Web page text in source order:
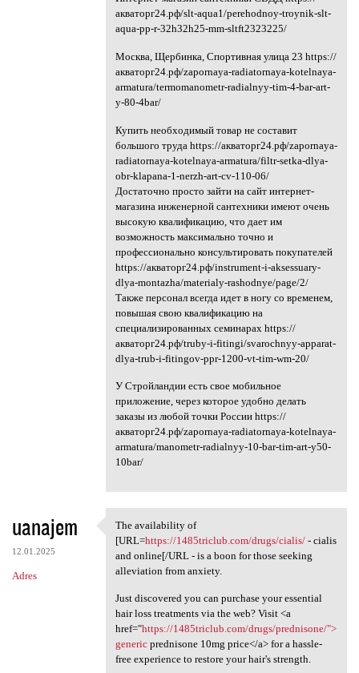
акваторг24.рф/slt-aqua1/perehodnoy-troynik-slt-
aqua-pp-r-32h32h25-mm-sltft2323225/
Москва, Щербинка, Спортивная улица 23 https://
акваторг24.рф/zapornaya-radiatornaya-kotelnaya-
armatura/termomanometr-radialnyy-tim-4-bar-art-
y-80-4bar/
Купить необходимый товар не составит
большого труда https://акваторг24.рф/zapornaya-
radiatornaya-kotelnaya-armatura/filtr-setka-dlya-
obr-klapana-1-nerzh-art-cv-110-06/
Достаточно просто зайти на сайт интернет-
магазина инженерной сантехники имеют очень
высокую квалификацию, что дает им
возможность максимально точно и
профессионально консультировать покупателей
https://акваторг24.рф/instrument-i-aksessuary-
dlya-montazha/materialy-rashodnye/page/2/
Также персонал всегда идет в ногу со временем,
повышая свою квалификацию на
специализированных семинарах https://
акваторг24.рф/truby-i-fitingi/svarochnyy-apparat-
dlya-trub-i-fitingov-ppr-1200-vt-tim-wm-20/
У Стройландии есть свое мобильное
приложение, через которое удобно делать
заказы из любой точки России https://
акваторг24.рф/zapornaya-radiatornaya-kotelnaya-
armatura/manometr-radialnyy-10-bar-tim-art-y50-
10bar/
uanajem
12.01.2025
Adres
The availability of [URL
The availability of
[URL=https://1485triclub.com/drugs/cialis/- cialis
and online[/URL - is a boon for those seeking
alleviation from anxiety.
Just discovered you can purchase your essential
hair loss treatments via the web? Visit <a
href="https://1485triclub.com/drugs/prednisone/">
genericprednisone 10mg price</a> for a hassle-
free experience to restore your hair's strength.